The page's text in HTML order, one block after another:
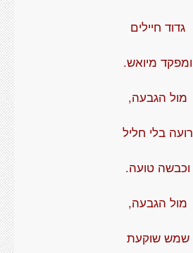
גדוד חיילים
ומפקד מיואש.
מול הגבעה,
רועה בלי חליל
וכבשה טועה.
מול הגבעה,
שמש שוקעת